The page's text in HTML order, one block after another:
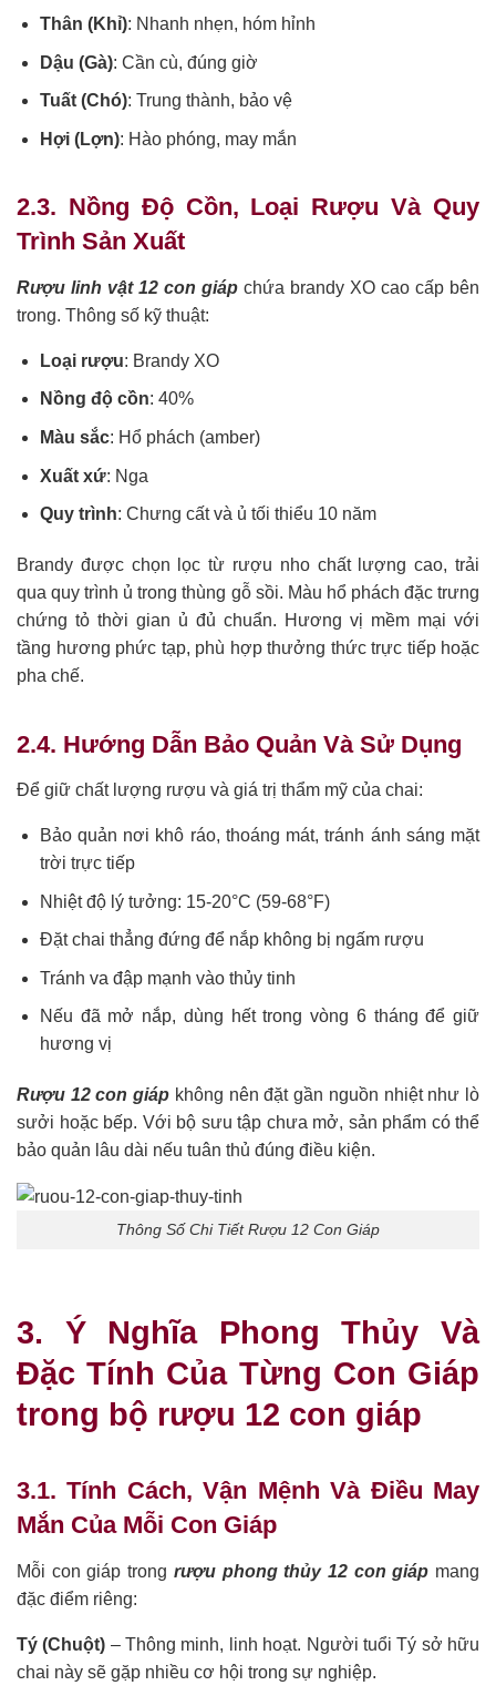
Thân (Khỉ): Nhanh nhẹn, hóm hỉnh
Dậu (Gà): Cần cù, đúng giờ
Tuất (Chó): Trung thành, bảo vệ
Hợi (Lợn): Hào phóng, may mắn
2.3. Nồng Độ Cồn, Loại Rượu Và Quy
Trình Sản Xuất
Rượu linh vật 12 con giáp chứa brandy XO cao cấp bên
trong. Thông số kỹ thuật:
Loại rượu: Brandy XO
Nồng độ cồn: 40%
Màu sắc: Hổ phách (amber)
Xuất xứ: Nga
Quy trình: Chưng cất và ủ tối thiểu 10 năm
Brandy được chọn lọc từ rượu nho chất lượng cao, trải
qua quy trình ủ trong thùng gỗ sồi. Màu hổ phách đặc trưng
chứng tỏ thời gian ủ đủ chuẩn. Hương vị mềm mại với
tầng hương phức tạp, phù hợp thưởng thức trực tiếp hoặc
pha chế.
2.4. Hướng Dẫn Bảo Quản Và Sử Dụng
Để giữ chất lượng rượu và giá trị thẩm mỹ của chai:
Bảo quản nơi khô ráo, thoáng mát, tránh ánh sáng mặt
trời trực tiếp
Nhiệt độ lý tưởng: 15-20°C (59-68°F)
Đặt chai thẳng đứng để nắp không bị ngấm rượu
Tránh va đập mạnh vào thủy tinh
Nếu đã mở nắp, dùng hết trong vòng 6 tháng để giữ
hương vị
Rượu 12 con giáp không nên đặt gần nguồn nhiệt như lò
sưởi hoặc bếp. Với bộ sưu tập chưa mở, sản phẩm có thể
bảo quản lâu dài nếu tuân thủ đúng điều kiện.
Thông Số Chi Tiết Rượu 12 Con Giáp
3. Ý Nghĩa Phong Thủy Và
Đặc Tính Của Từng Con Giáp
trong bộ rượu 12 con giáp
3.1. Tính Cách, Vận Mệnh Và Điều May
Mắn Của Mỗi Con Giáp
Mỗi con giáp trong rượu phong thủy 12 con giáp mang
đặc điểm riêng:
Tý (Chuột) – Thông minh, linh hoạt. Người tuổi Tý sở hữu
chai này sẽ gặp nhiều cơ hội trong sự nghiệp.